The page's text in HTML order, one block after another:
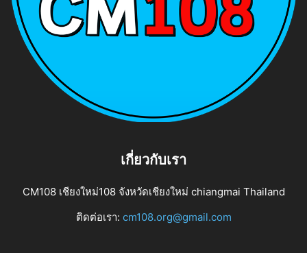
เกี่ยวกับเรา
CM108 เชียงใหม่108 จังหวัดเชียงใหม่ chiangmai Thailand
ติดต่อเรา: cm108.org@gmail.com